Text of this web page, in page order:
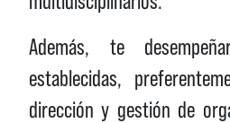
Además, te
establecidas,
dirección y gestión de